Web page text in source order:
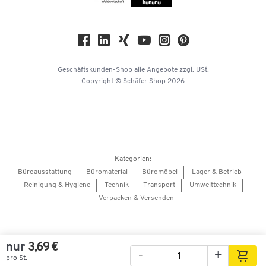
nur 3,69 €
pro St. - +
KinderHerz Zukunftsfonds
Barrierefreiheitserklärung
Onlinebewerbung Lieferant
Geschäftskunden-Shop alle Angebote zzgl. USt.
Copyright © Schäfer Shop 2026
Kategorien:
Büroausstattung
Büromaterial Büromöbel
Lager & Betrieb
Reinigung & Hygiene
Technik Transport
Umwelttechnik
Verpacken & Versenden